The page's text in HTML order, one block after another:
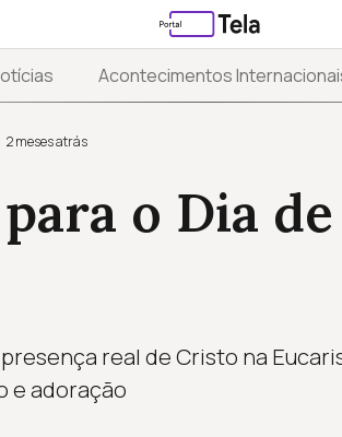
Acontecimentos
2 meses atrás
o Dia
real de Cristo na
e adoração